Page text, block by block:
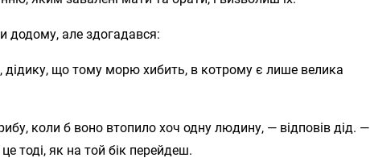
додому, але здогадався:
дідику, що тому морю хибить, в котрому є лише велика
коли б воно втопило хоч одну людину, — відповів дід. —
тоді, як на той бік перейдеш.